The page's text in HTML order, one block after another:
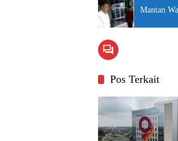
Mantan
Pos Terkait